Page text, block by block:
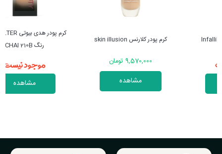
کرم پودر کلارنس skin illusion
کرم پودر هدی بیوتی FAUXFILTER
موجود نیست